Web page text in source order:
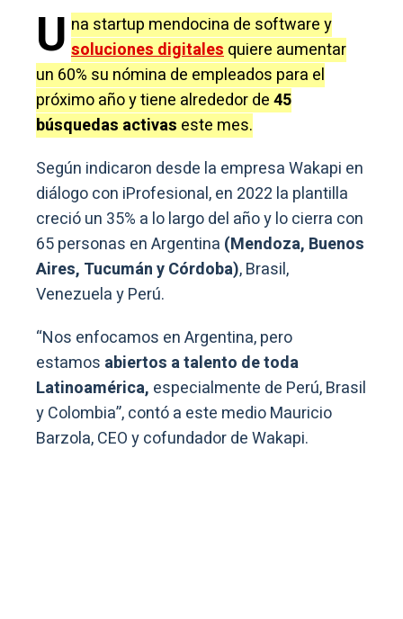
U na startup mendocina de software y
soluciones digitalesquiere aumentar
un 60% su nómina de empleados para el
próximo año y tiene alrededor de45
búsquedas activas este mes.
Según indicaron desde la empresa Wakapi en
diálogo con iProfesional, en 2022 la plantilla
creció un 35% a lo largo del año y lo cierra con
65 personas en Argentina (Mendoza, Buenos
Aires, Tucumán y Córdoba), Brasil,
Venezuela y Perú.
“Nos enfocamos en Argentina, pero
estamos abiertos a talento de toda
Latinoamérica, especialmente de Perú, Brasil
y Colombia”, contó a este medio Mauricio
Barzola, CEO y cofundador de Wakapi.